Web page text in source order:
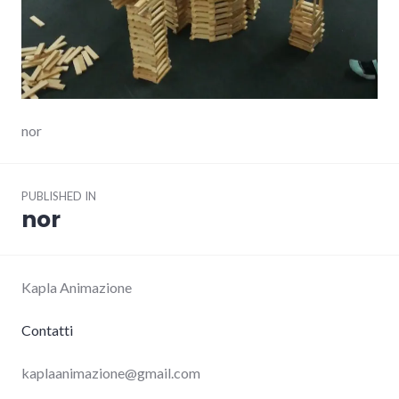
nor
navigation
PUBLISHED IN
nor
Kapla Animazione
Contatti
kaplaanimazione@gmail.com